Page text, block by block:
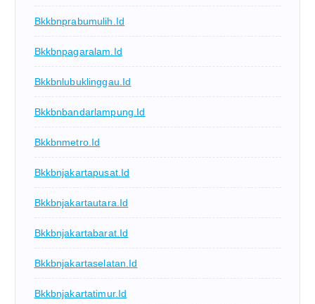
Bkkbnprabumulih.id
Bkkbnpagaralam.id
Bkkbnlubuklinggau.id
Bkkbnbandarlampung.id
Bkkbnmetro.id
Bkkbnjakartapusat.id
Bkkbnjakartautara.id
Bkkbnjakartabarat.id
Bkkbnjakartaselatan.id
Bkkbnjakartatimur.id